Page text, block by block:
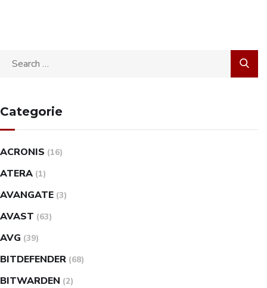
Categorie
ACRONIS (16)
ATERA (1)
AVANGATE (3)
AVAST (63)
AVG (39)
BITDEFENDER (68)
BITWARDEN (2)